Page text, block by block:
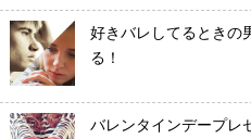
好きバレしてるときの
る！
バレンタインデープレ